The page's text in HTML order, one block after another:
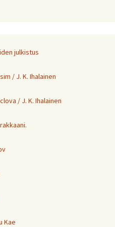
julkistus
/ J. K. Ihalainen
/ J. K. Ihalainen
Kae